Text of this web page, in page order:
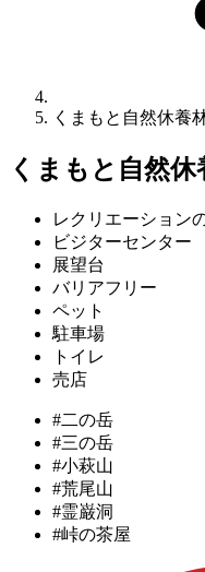
くまもと自然休養
くまもと自然休
レクリエーション
ビジターセンター
展望台
バリアフリー
ペット
駐車場
トイレ
売店
#二の岳
#三の岳
#小萩山
#荒尾山
#霊巌洞
#峠の茶屋